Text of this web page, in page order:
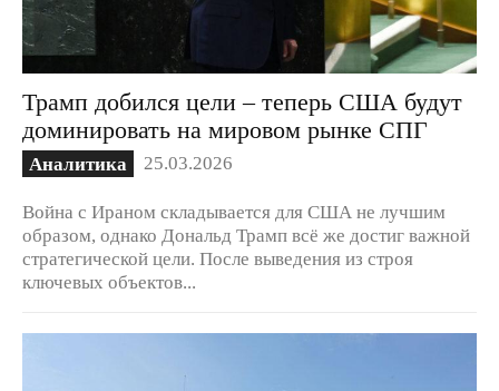
Трамп добился цели – теперь США будут
доминировать на мировом рынке СПГ
Аналитика 25.03.2026
Война с Ираном складывается для США не лучшим
образом, однако Дональд Трамп всё же достиг важной
стратегической цели. После выведения из строя
ключевых объектов...